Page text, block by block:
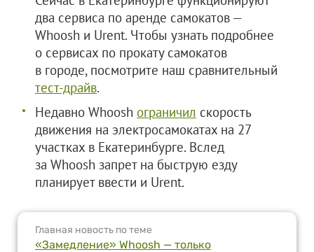
два сервиса по аренде самокатов —
Whoosh и Urent. Чтобы узнать подробнее
о сервисах по прокату самокатов
в городе, посмотрите наш сравнительный
тест-драйв.
Недавно Whoosh ограничил скорость
движения на электросамокатах на 27
участках в Екатеринбурге. Вслед
за Whoosh запрет на быструю езду
планирует ввести и Urent.
Главная новость по теме
«Замедление» Whoosh — только